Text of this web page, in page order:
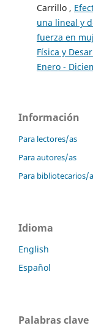
Carrillo ,
una lineal y
fuerza en
Física y
Enero -
Información
Para lectores/as
Para autores/as
Para bibliotecarios/
Idioma
English
Español
Palabras clave